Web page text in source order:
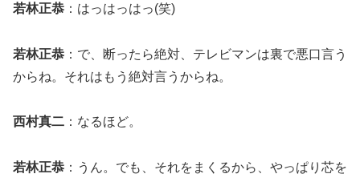
若林正恭 ：はっはっはっ(笑)
若林正恭 ：で、断ったら絶対、テレビマンは裏で悪口言う
からね。それはもう絶対言うからね。
西村真二 ：なるほど。
若林正恭 ：うん。でも、それをまくるから、やっぱり芯を